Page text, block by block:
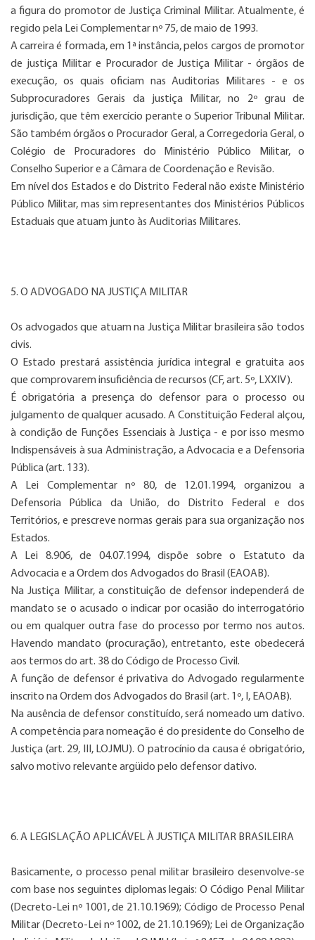
a figura do promotor de Justiça Criminal Militar. Atualmente, é
regido pela Lei Complementar nº 75, de maio de 1993.
A carreira é formada, em 1ª instância, pelos cargos de promotor
de justiça Militar e Procurador de Justiça Militar - órgãos de
execução, os quais oficiam nas Auditorias Militares - e os
Subprocuradores Gerais da justiça Militar, no 2º grau de
jurisdição, que têm exercício perante o Superior Tribunal Militar.
São também órgãos o Procurador Geral, a Corregedoria Geral, o
Colégio de Procuradores do Ministério Público Militar, o
Conselho Superior e a Câmara de Coordenação e Revisão.
Em nível dos Estados e do Distrito Federal não existe Ministério
Público Militar, mas sim representantes dos Ministérios Públicos
Estaduais que atuam junto às Auditorias Militares.
5. O ADVOGADO NA JUSTIÇA MILITAR
Os advogados que atuam na Justiça Militar brasileira são todos
civis.
O Estado prestará assistência jurídica integral e gratuita aos
que comprovarem insuficiência de recursos (CF, art. 5º, LXXIV).
É obrigatória a presença do defensor para o processo ou
julgamento de qualquer acusado. A Constituição Federal alçou,
à condição de Funções Essenciais à Justiça - e por isso mesmo
Indispensáveis à sua Administração, a Advocacia e a Defensoria
Pública (art. 133).
A Lei Complementar nº 80, de 12.01.1994, organizou a
Defensoria Pública da União, do Distrito Federal e dos
Territórios, e prescreve normas gerais para sua organização nos
Estados.
A Lei 8.906, de 04.07.1994, dispõe sobre o Estatuto da
Advocacia e a Ordem dos Advogados do Brasil (EAOAB).
Na Justiça Militar, a constituição de defensor independerá de
mandato se o acusado o indicar por ocasião do interrogatório
ou em qualquer outra fase do processo por termo nos autos.
Havendo mandato (procuração), entretanto, este obedecerá
aos termos do art. 38 do Código de Processo Civil.
A função de defensor é privativa do Advogado regularmente
inscrito na Ordem dos Advogados do Brasil (art. 1º, I, EAOAB).
Na ausência de defensor constituído, será nomeado um dativo.
A competência para nomeação é do presidente do Conselho de
Justiça (art. 29, III, LOJMU). O patrocínio da causa é obrigatório,
salvo motivo relevante argüido pelo defensor dativo.
6. A LEGISLAÇÃO APLICÁVEL À JUSTIÇA MILITAR BRASILEIRA
Basicamente, o processo penal militar brasileiro desenvolve-se
com base nos seguintes diplomas legais: O Código Penal Militar
(Decreto-Lei nº 1001, de 21.10.1969); Código de Processo Penal
Militar (Decreto-Lei nº 1002, de 21.10.1969); Lei de Organização